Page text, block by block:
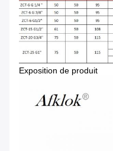
Exposition de produit